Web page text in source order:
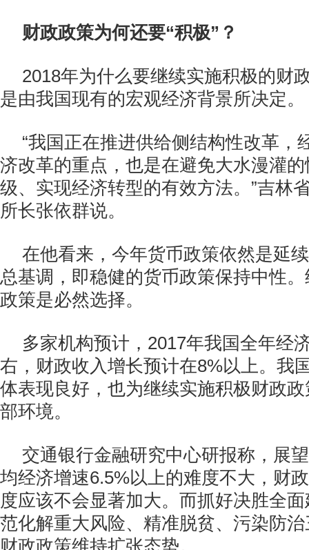
财政政策为何还要“积极”？
2018年为什么要继续实施积极的财
是由我国现有的宏观经济背景所决定。
“我国正在推进供给侧结构性改革，
济改革的重点，也是在避免大水漫灌
级、实现经济转型的有效方法。”吉林
所长张依群说。
在他看来，今年货币政策依然是延
总基调，即稳健的货币政策保持中性
政策是必然选择。
多家机构预计，2017年我国全年经
右，财政收入增长预计在8%以上。我
体表现良好，也为继续实施积极财政
部环境。
交通银行金融研究中心研报称，展
均经济增速6.5%以上的难度不大，财
度应该不会显著加大。而抓好决胜全
范化解重大风险、精准脱贫、污染防
财政政策维持扩张态势。